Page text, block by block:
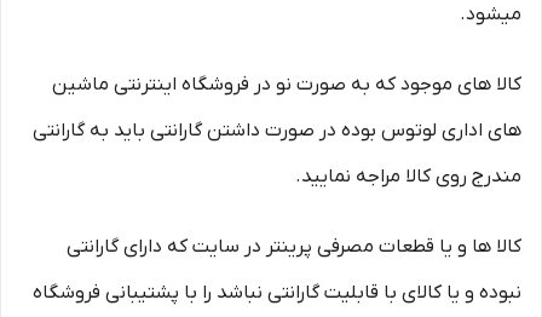
میشود.
کالا های موجود که به صورت نو در فروشگاه اینترنتی ماشین
های اداری لوتوس بوده در صورت داشتن گارانتی باید به گارانتی
مندرج روی کالا مراجه نمایید.
کالا ها و یا قطعات مصرفی پرینتر در سایت که دارای گارانتی
نبوده و یا کالای با قابلیت گارانتی نباشد را با پشتیبانی فروشگاه